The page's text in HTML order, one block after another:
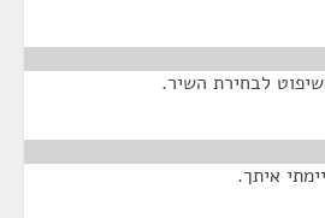
לבחירת השיר.
איתך.